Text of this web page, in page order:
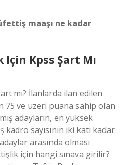
maaşı ne kadar
Kpss Şart Mı
mı? İlanlarda ilan edilen
75 ve üzeri puana sahip olan
adayların, en yüksek
sayısının iki katı kadar
arasında olması
için hangi sınava girilir?